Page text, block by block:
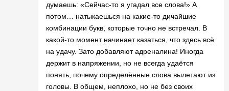
думаешь: «Сейчас-то я угадал все слова!» А
потом… натыкаешься на какие-то дичайшие
комбинации букв, которые точно не встречал. В
какой-то момент начинает казаться, что здесь всё
на удачу. Зато добавляют адреналина! Иногда
держит в напряжении, но не всегда удаётся
понять, почему определённые слова вылетают из
головы. В общем, неплохо, но не без своих